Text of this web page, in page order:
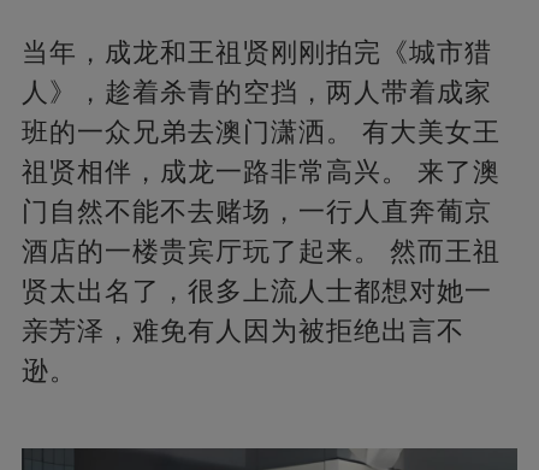
当年，成龙和王祖贤刚刚拍完《城市猎
人》，趁着杀青的空挡，两人带着成家
班的一众兄弟去澳门潇洒。 有大美女王
祖贤相伴，成龙一路非常高兴。 来了澳
门自然不能不去赌场，一行人直奔葡京
酒店的一楼贵宾厅玩了起来。 然而王祖
贤太出名了，很多上流人士都想对她一
亲芳泽，难免有人因为被拒绝出言不
逊。